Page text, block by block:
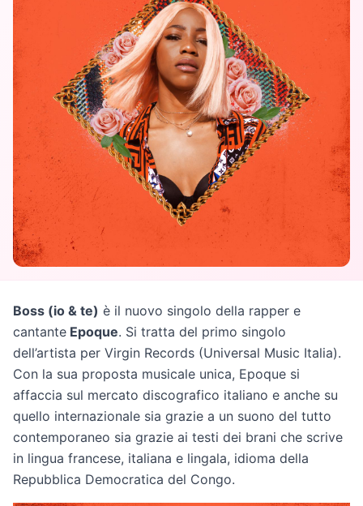
Boss (io & te) è il nuovo singolo della rapper e
cantante Epoque. Si tratta del primo singolo
dell’artista per Virgin Records (Universal Music Italia).
Con la sua proposta musicale unica, Epoque si
affaccia sul mercato discografico italiano e anche su
quello internazionale sia grazie a un suono del tutto
contemporaneo sia grazie ai testi dei brani che scrive
in lingua francese, italiana e lingala, idioma della
Repubblica Democratica del Congo.